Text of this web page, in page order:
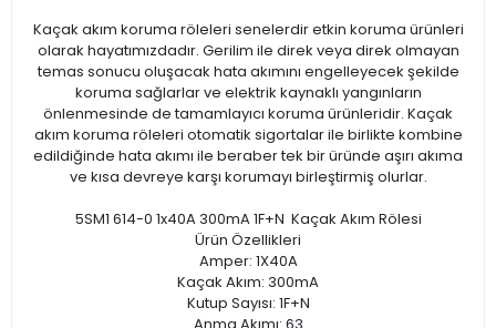
Kaçak akım koruma röleleri senelerdir etkin koruma ürünleri
olarak hayatımızdadır. Gerilim ile direk veya direk olmayan
temas sonucu oluşacak hata akımını engelleyecek şekilde
koruma sağlarlar ve elektrik kaynaklı yangınların
önlenmesinde de tamamlayıcı koruma ürünleridir. Kaçak
akım koruma röleleri otomatik sigortalar ile birlikte kombine
edildiğinde hata akımı ile beraber tek bir üründe aşırı akıma
ve kısa devreye karşı korumayı birleştirmiş olurlar.
5SM1 614-0 1x40A 300mA 1F+N Kaçak Akım Rölesi
Ürün Özellikleri
Amper: 1X40A
Kaçak Akım: 300mA
Kutup Sayısı: 1F+N